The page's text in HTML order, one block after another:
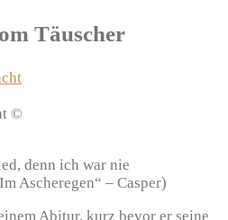
Täuscher
©
denn ich war nie
Ascheregen“ – Casper)
Abitur, kurz bevor er seine